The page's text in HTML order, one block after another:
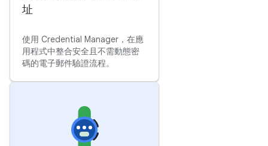
址
使用 Credential Manager，在應
用程式中整合安全且不需動態密
碼的電子郵件驗證流程。